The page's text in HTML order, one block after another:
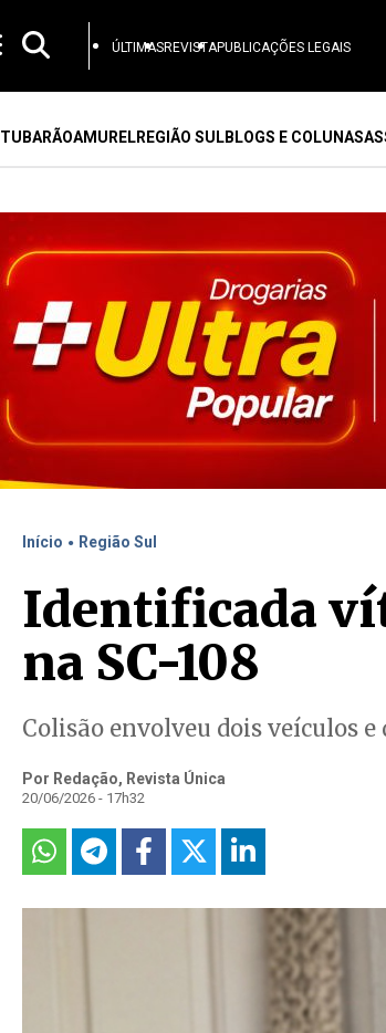
ÚLTIMASREVISTAPUBLICAÇÕES LEGAIS
TUBARÃOAMURELREGIÃO SULBLOGS E COLUNAS
Início . Região Sul
Identificada
na SC-108
Colisão envolveu dois veículos
Por Redação, Revista Única
20/06/2026 - 17h32